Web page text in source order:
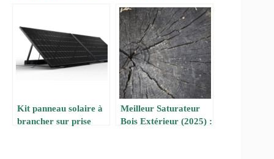
Praticité et
Performance
Kit panneau solaire à
brancher sur prise
Meilleur Saturateur
Bois Extérieur (2025) :